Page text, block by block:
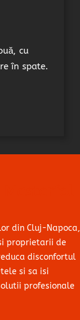
cu
în spate.
din Cluj-Napoca,
proprietarii de
disconfortul
si sa isi
profesionale